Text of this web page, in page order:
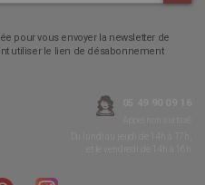
pour vous envoyer la newsletter de
utiliser le lien de désabonnement